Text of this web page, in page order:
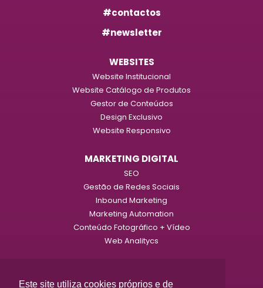
Este site utiliza cookies próprios e de
#contactos
#newsletter
WEBSITES
Website Institucional
Website Catálogo de Produtos
Gestor de Conteúdos
Design Exclusivo
Website Responsivo
MARKETING DIGITAL
SEO
Gestão de Redes Sociais
Inbound Marketing
Marketing Automation
Conteúdo Fotográfico + Vídeo
Web Analitycs
Design Exclusivo